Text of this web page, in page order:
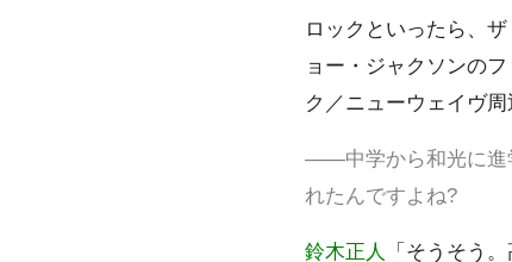
ロックといったら、
ョー・ジャクソンの
ク／ニューウェイヴ
――中学から和光に進
れたんですよね?
鈴木正人
「そうそう